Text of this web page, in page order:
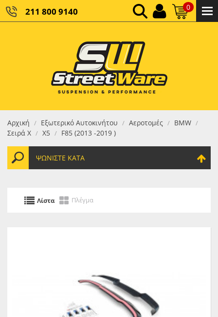
211 800 9140 0
ΚΑΘΑΡΌ ΣΎΝΟΛΟ:
ΤΕΛΙΚΌ ΣΎΝΟΛΟ:0,00 €
Αρχική / Εξωτερικό Αυτοκινήτου / Αεροτομές / BMW /
Σειρά X / X5 / F85 (2013 -2019 )
ΨΩΝΊΣΤΕ ΚΑΤΆ
Λίστα Πλέγμα